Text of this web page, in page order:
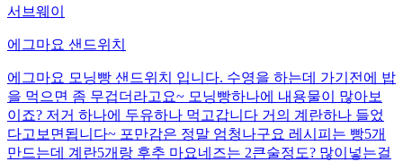
서브웨이
에그마요 샌드위치
에그마요 모닝빵 샌드위치 입니다. 수영을 하는데 가기전에 밥
을 먹으면 좀 무겁더라고요~ 모닝빵하나에 내용물이 많아보
이죠? 저거 하나에 두유하나 먹고갑니다 거의 계란하나 들었
다고보면됩니다~ 포만감은 정말 엄청나구요 레시피는 빵5개
만드는데 계란5개랑 후추 마요네즈는 2큰술정도? 많이넣는걸